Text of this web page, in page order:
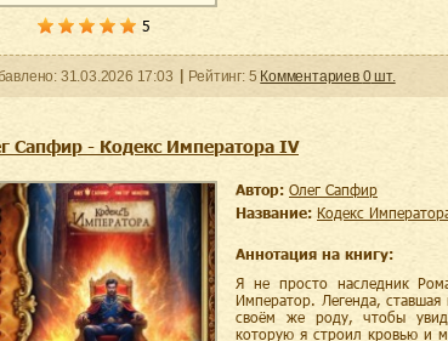
5
31.03.2026 17:03 Рейтинг: 5 Комментариев 0шт.
Сапфир - Кодекс Императора IV
Автор:
Олег Сапфир
Название:
Кодекс
Аннотация на книгу:
Я не просто наследник
Император. Легенда,
своём же роду, чтобы
которую я строил кровью и